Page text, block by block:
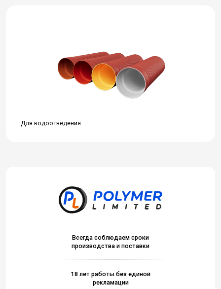
Для водоотведения
Всегда соблюдаем сроки
производства и поставки
18 лет работы без единой
рекламации